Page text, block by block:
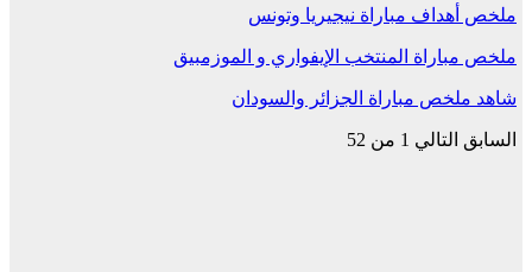
ملخص أهداف مباراة نيجيريا وتونس
ملخص مباراة المنتخب الإيفواري و الموزمبيق
شاهد ملخص مباراة الجزائر والسودان
السابق التالي 1 من 52